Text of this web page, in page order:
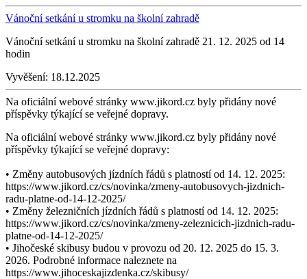
Vánoční setkání u stromku na školní zahradě
Vánoční setkání u stromku na školní zahradě 21. 12. 2025 od 14
hodin
Vyvěšení: 18.12.2025
Na oficiální webové stránky www.jikord.cz byly přidány nové
příspěvky týkající se veřejné dopravy.
Na oficiální webové stránky www.jikord.cz byly přidány nové
příspěvky týkající se veřejné dopravy:
• Změny autobusových jízdních řádů s platností od 14. 12. 2025:
https://www.jikord.cz/cs/novinka/zmeny-autobusovych-jizdnich-
radu-platne-od-14-12-2025/
• Změny železničních jízdních řádů s platností od 14. 12. 2025:
https://www.jikord.cz/cs/novinka/zmeny-zeleznicich-jizdnich-radu-
platne-od-14-12-2025/
• Jihočeské skibusy budou v provozu od 20. 12. 2025 do 15. 3.
2026. Podrobné informace naleznete na
https://www.jihoceskajizdenka.cz/skibusy/